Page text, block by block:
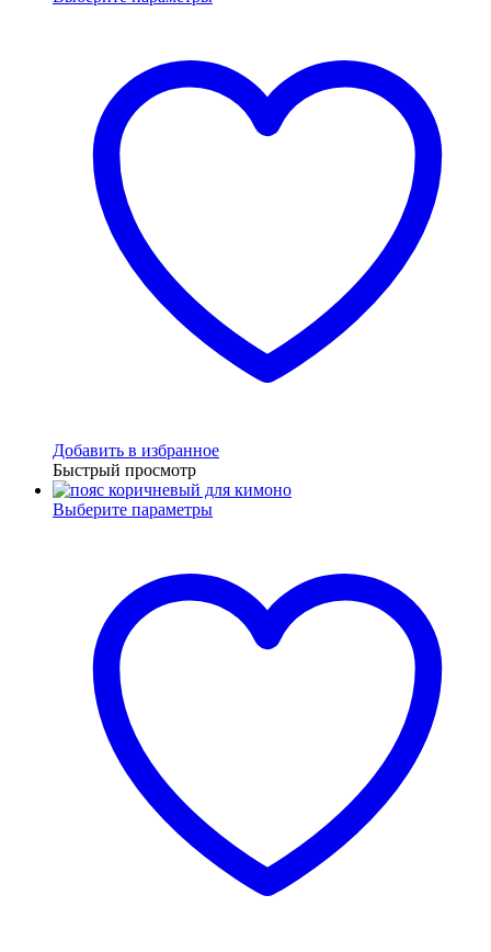
867.00 ₽
Добавить в избранное
Быстрый просмотр
Выберите параметры